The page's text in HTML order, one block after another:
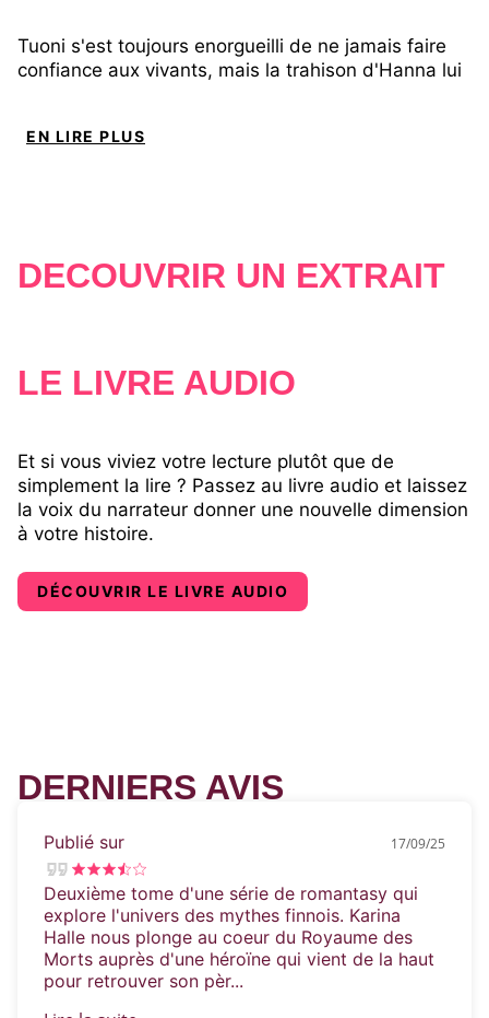
Tuoni s'est toujours enorgueilli de ne jamais faire
confiance aux vivants, mais la trahison d'Hanna lui
des secrets qui risquent de bouleverser leur
EN LIRE PLUS
DÉCOUVRIR UN EXTRAIT
LE LIVRE AUDIO
Et si vous viviez votre lecture plutôt que de
simplement la lire ? Passez au livre audio et laissez
la voix du narrateur donner une nouvelle dimension
à votre histoire.
DÉCOUVRIR LE LIVRE AUDIO
DERNIERS AVIS
Publié sur 17/09/25
Deuxième tome d'une série de romantasy qui
explore l'univers des mythes finnois. Karina
Halle nous plonge au coeur du Royaume des
Morts auprès d'une héroïne qui vient de la haut
pour retrouver son pèr...